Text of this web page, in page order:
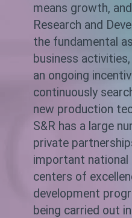
means growth,
Research and
the fundamental
business
an ongoing
continuously
new production
S&R has a large
private
important national
centers of
development
being carried out